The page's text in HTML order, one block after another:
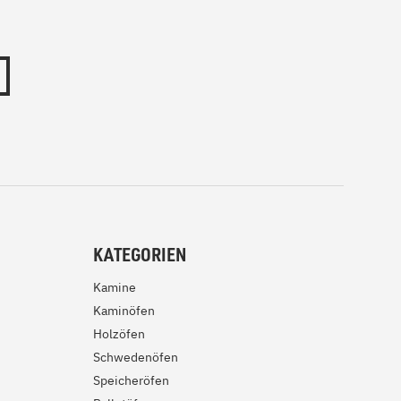
KATEGORIEN
Kamine
Kaminöfen
Holzöfen
Schwedenöfen
Speicheröfen